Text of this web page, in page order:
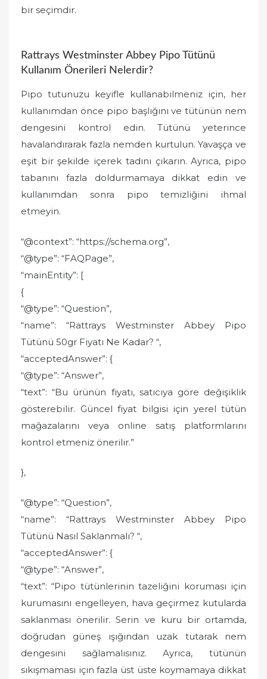
bir seçimdir.
Rattrays Westminster Abbey Pipo Tütünü
Kullanım Önerileri Nelerdir?
Pipo tutunuzu keyifle kullanabilmeniz için, her
kullanımdan önce pipo başlığını ve tütünün nem
dengesini kontrol edin. Tütünü yeterince
havalandırarak fazla nemden kurtulun. Yavaşça ve
eşit bir şekilde içerek tadını çıkarın. Ayrıca, pipo
tabanını fazla doldurmamaya dikkat edin ve
kullanımdan sonra pipo temizliğini ihmal
etmeyin.
“@context”: “https://schema.org”,
“@type”: “FAQPage”,
“mainEntity”: [
{
“@type”: “Question”,
“name”: “Rattrays Westminster Abbey Pipo
Tütünü 50gr Fiyatı Ne Kadar? “,
“acceptedAnswer”: {
“@type”: “Answer”,
“text”: “Bu ürünün fiyatı, satıcıya göre değişiklik
gösterebilir. Güncel fiyat bilgisi için yerel tütün
mağazalarını veya online satış platformlarını
kontrol etmeniz önerilir.”
},
“@type”: “Question”,
“name”: “Rattrays Westminster Abbey Pipo
Tütünü Nasıl Saklanmalı? “,
“acceptedAnswer”: {
“@type”: “Answer”,
“text”: “Pipo tütünlerinin tazeliğini koruması için
kurumasını engelleyen, hava geçirmez kutularda
saklanması önerilir. Serin ve kuru bir ortamda,
doğrudan güneş ışığından uzak tutarak nem
dengesini sağlamalısınız. Ayrıca, tütünün
sıkışmaması için fazla üst üste koymamaya dikkat